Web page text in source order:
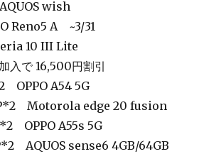
wish
Reno5 A ~3/31
10 III Lite
入で 16,500円割引
OPPO A54 5G
Motorola edge 20 fusion
OPPO A55s 5G
AQUOS sense6 4GB/64GB